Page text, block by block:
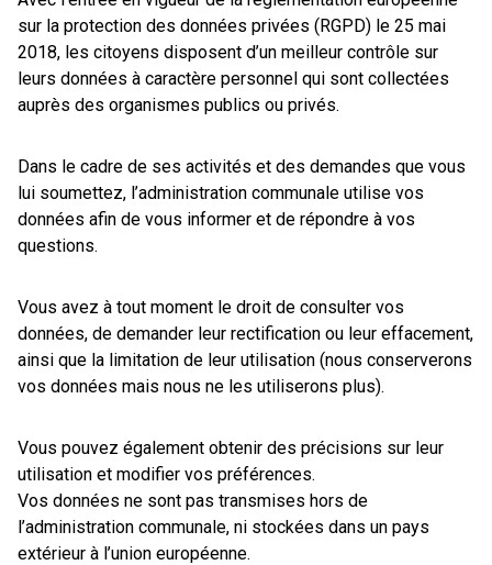
sur la protection des données privées (RGPD) le 25 mai
2018, les citoyens disposent d’un meilleur contrôle sur
leurs données à caractère personnel qui sont collectées
auprès des organismes publics ou privés.
Dans le cadre de ses activités et des demandes que vous
lui soumettez, l’administration communale utilise vos
données afin de vous informer et de répondre à vos
questions.
Vous avez à tout moment le droit de consulter vos
données, de demander leur rectification ou leur effacement,
ainsi que la limitation de leur utilisation (nous conserverons
vos données mais nous ne les utiliserons plus).
Vous pouvez également obtenir des précisions sur leur
utilisation et modifier vos préférences.
Vos données ne sont pas transmises hors de
l’administration communale, ni stockées dans un pays
extérieur à l’union européenne.